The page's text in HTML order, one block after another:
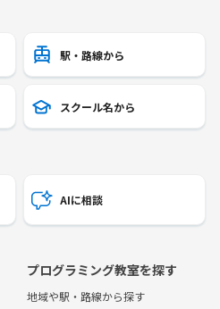
駅・路線から
スクール名から
AIに相談
プログラミング教室を探す
地域や駅・路線から探す